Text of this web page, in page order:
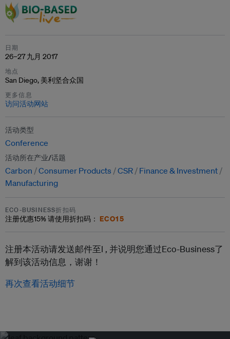
日期
26–27 九月 2017
地点
San Diego, 美利坚合众国
更多信息
访问活动网站
活动类型
Conference
活动所在产业/话题
Carbon Consumer Products CSR
Finance & Investment
Manufacturing
ECO-BUSINESS折扣码
注册优惠15%请使用折扣码： ECO15
注册本活动请发送邮件至l , 并说明您通过Eco-Business了
解到该活动信息，谢谢！
再次查看活动细节